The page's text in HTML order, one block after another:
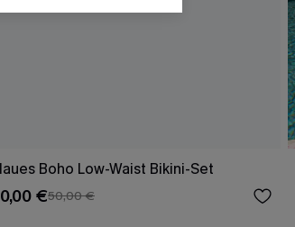
Boho Low-Waist Bikini-Set
€50,00 €